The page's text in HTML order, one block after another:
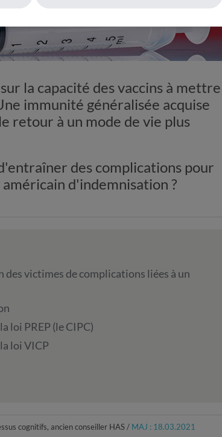
la capacité des vaccins à mettre
immunité généralisée acquise
retour à un mode de vie plus
des complications pour
d'indemnisation ?
victimes de complications liées à un
loi PREP (le CIPC)
loi VICP
cognitifs, ancien conseiller HAS / MAJ : 18.03.2021